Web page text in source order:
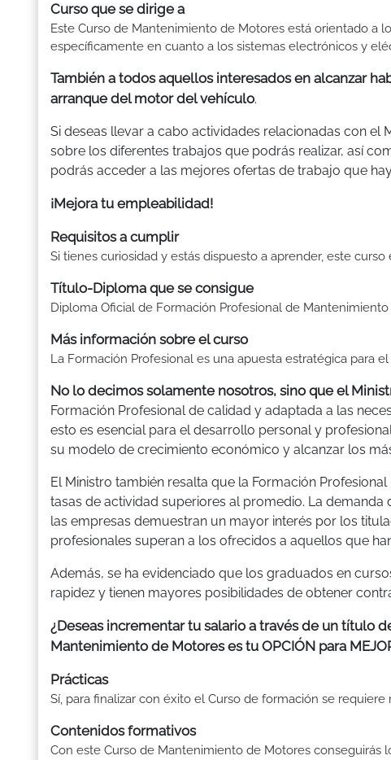
Curso que se dirige a
Este Curso de Mantenimiento de Motores está orientado
específicamente en cuanto a los sistemas electrónicos y
También a todos aquellos interesados en alcanzar
arranque del motor del vehículo.
Si deseas llevar a cabo actividades relacionadas con
sobre los diferentes trabajos que podrás realizar, así
podrás acceder a las mejores ofertas de trabajo que
¡Mejora tu empleabilidad!
Requisitos a cumplir
Si tienes curiosidad y estás dispuesto a aprender, este
Título-Diploma que se consigue
Diploma Oficial de Formación Profesional de
Más información sobre el curso
La Formación Profesional es una apuesta estratégica para
No lo decimos solamente nosotros, sino que el
Formación Profesional de calidad y adaptada a las
esto es esencial para el desarrollo personal y
su modelo de crecimiento económico y alcanzar los
El Ministro también resalta que la Formación
tasas de actividad superiores al promedio. La
las empresas demuestran un mayor interés por los
profesionales superan a los ofrecidos a aquellos que
Además, se ha evidenciado que los graduados en
rapidez y tienen mayores posibilidades de obtener
¿Deseas incrementar tu salario a través de un título
Mantenimiento de Motores es tu OPCIÓN para
Prácticas
Sí, para finalizar con éxito el Curso de formación se requiere
Contenidos formativos
Con este Curso de Mantenimiento de Motores